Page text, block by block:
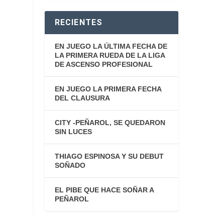
RECIENTES
EN JUEGO LA ÚLTIMA FECHA DE
LA PRIMERA RUEDA DE LA LIGA
DE ASCENSO PROFESIONAL
EN JUEGO LA PRIMERA FECHA
DEL CLAUSURA
CITY -PEÑAROL, SE QUEDARON
SIN LUCES
THIAGO ESPINOSA Y SU DEBUT
SOÑADO
EL PIBE QUE HACE SOÑAR A
PEÑAROL